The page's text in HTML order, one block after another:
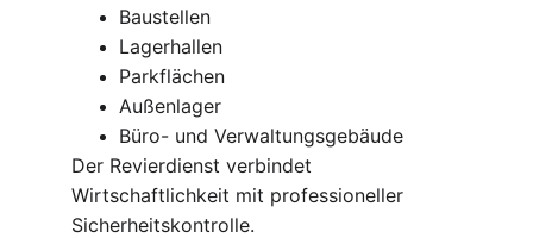
Baustellen
Lagerhallen
Parkflächen
Außenlager
Büro- und Verwaltungsgebäude
Der Revierdienst verbindet
Wirtschaftlichkeit mit professioneller
Sicherheitskontrolle.